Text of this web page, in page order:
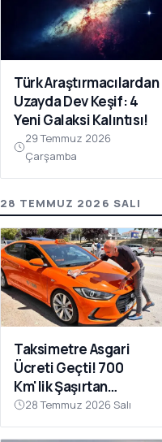
Türk Araştırmacılardan
Uzayda Dev Keşif: 4
Yeni Galaksi Kalıntısı!
29 Temmuz 2026
Çarşamba
28 TEMMUZ 2026 SALI
Taksimetre Asgari
Ücreti Geçti! 700
Km'lik Şaşırtan
Yolculuk
28 Temmuz 2026 Salı